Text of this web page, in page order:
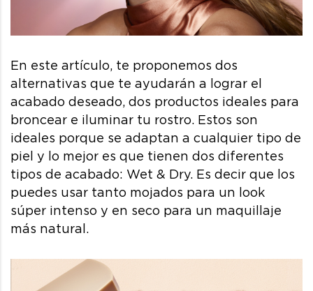
En este artículo, te proponemos dos
alternativas que te ayudarán a lograr el
acabado deseado, dos productos ideales para
broncear e iluminar tu rostro. Estos son
ideales porque se adaptan a cualquier tipo de
piel y lo mejor es que tienen dos diferentes
tipos de acabado: Wet & Dry. Es decir que los
puedes usar tanto mojados para un look
súper intenso y en seco para un maquillaje
más natural.